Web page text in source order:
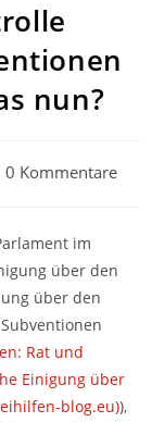
nun?
Beitrags-
0 Kommentare
im
über den
über den
Rat und
Einigung über
blog.eu)),